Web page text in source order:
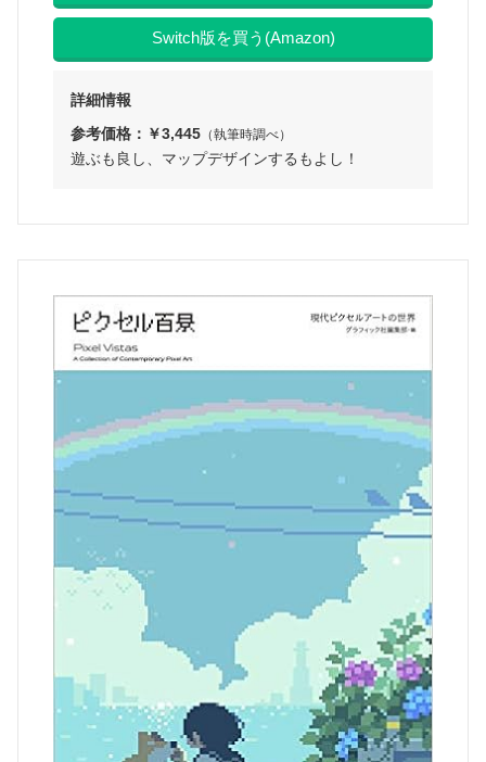
Switch版を買う(Amazon)
詳細情報
参考価格：￥3,445 （執筆時調べ）
遊ぶも良し、マップデザインするもよし！